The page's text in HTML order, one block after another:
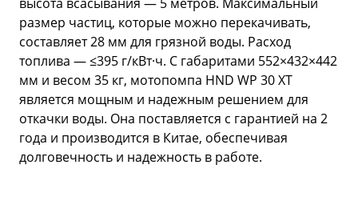
размер частиц, которые можно перекачивать,
составляет 28 мм для грязной воды. Расход
топлива — ≤395 г/кВт·ч. С габаритами 552×432×442
мм и весом 35 кг, мотопомпа HND WP 30 XT
является мощным и надежным решением для
откачки воды. Она поставляется с гарантией на 2
года и производится в Китае, обеспечивая
долговечность и надежность в работе.